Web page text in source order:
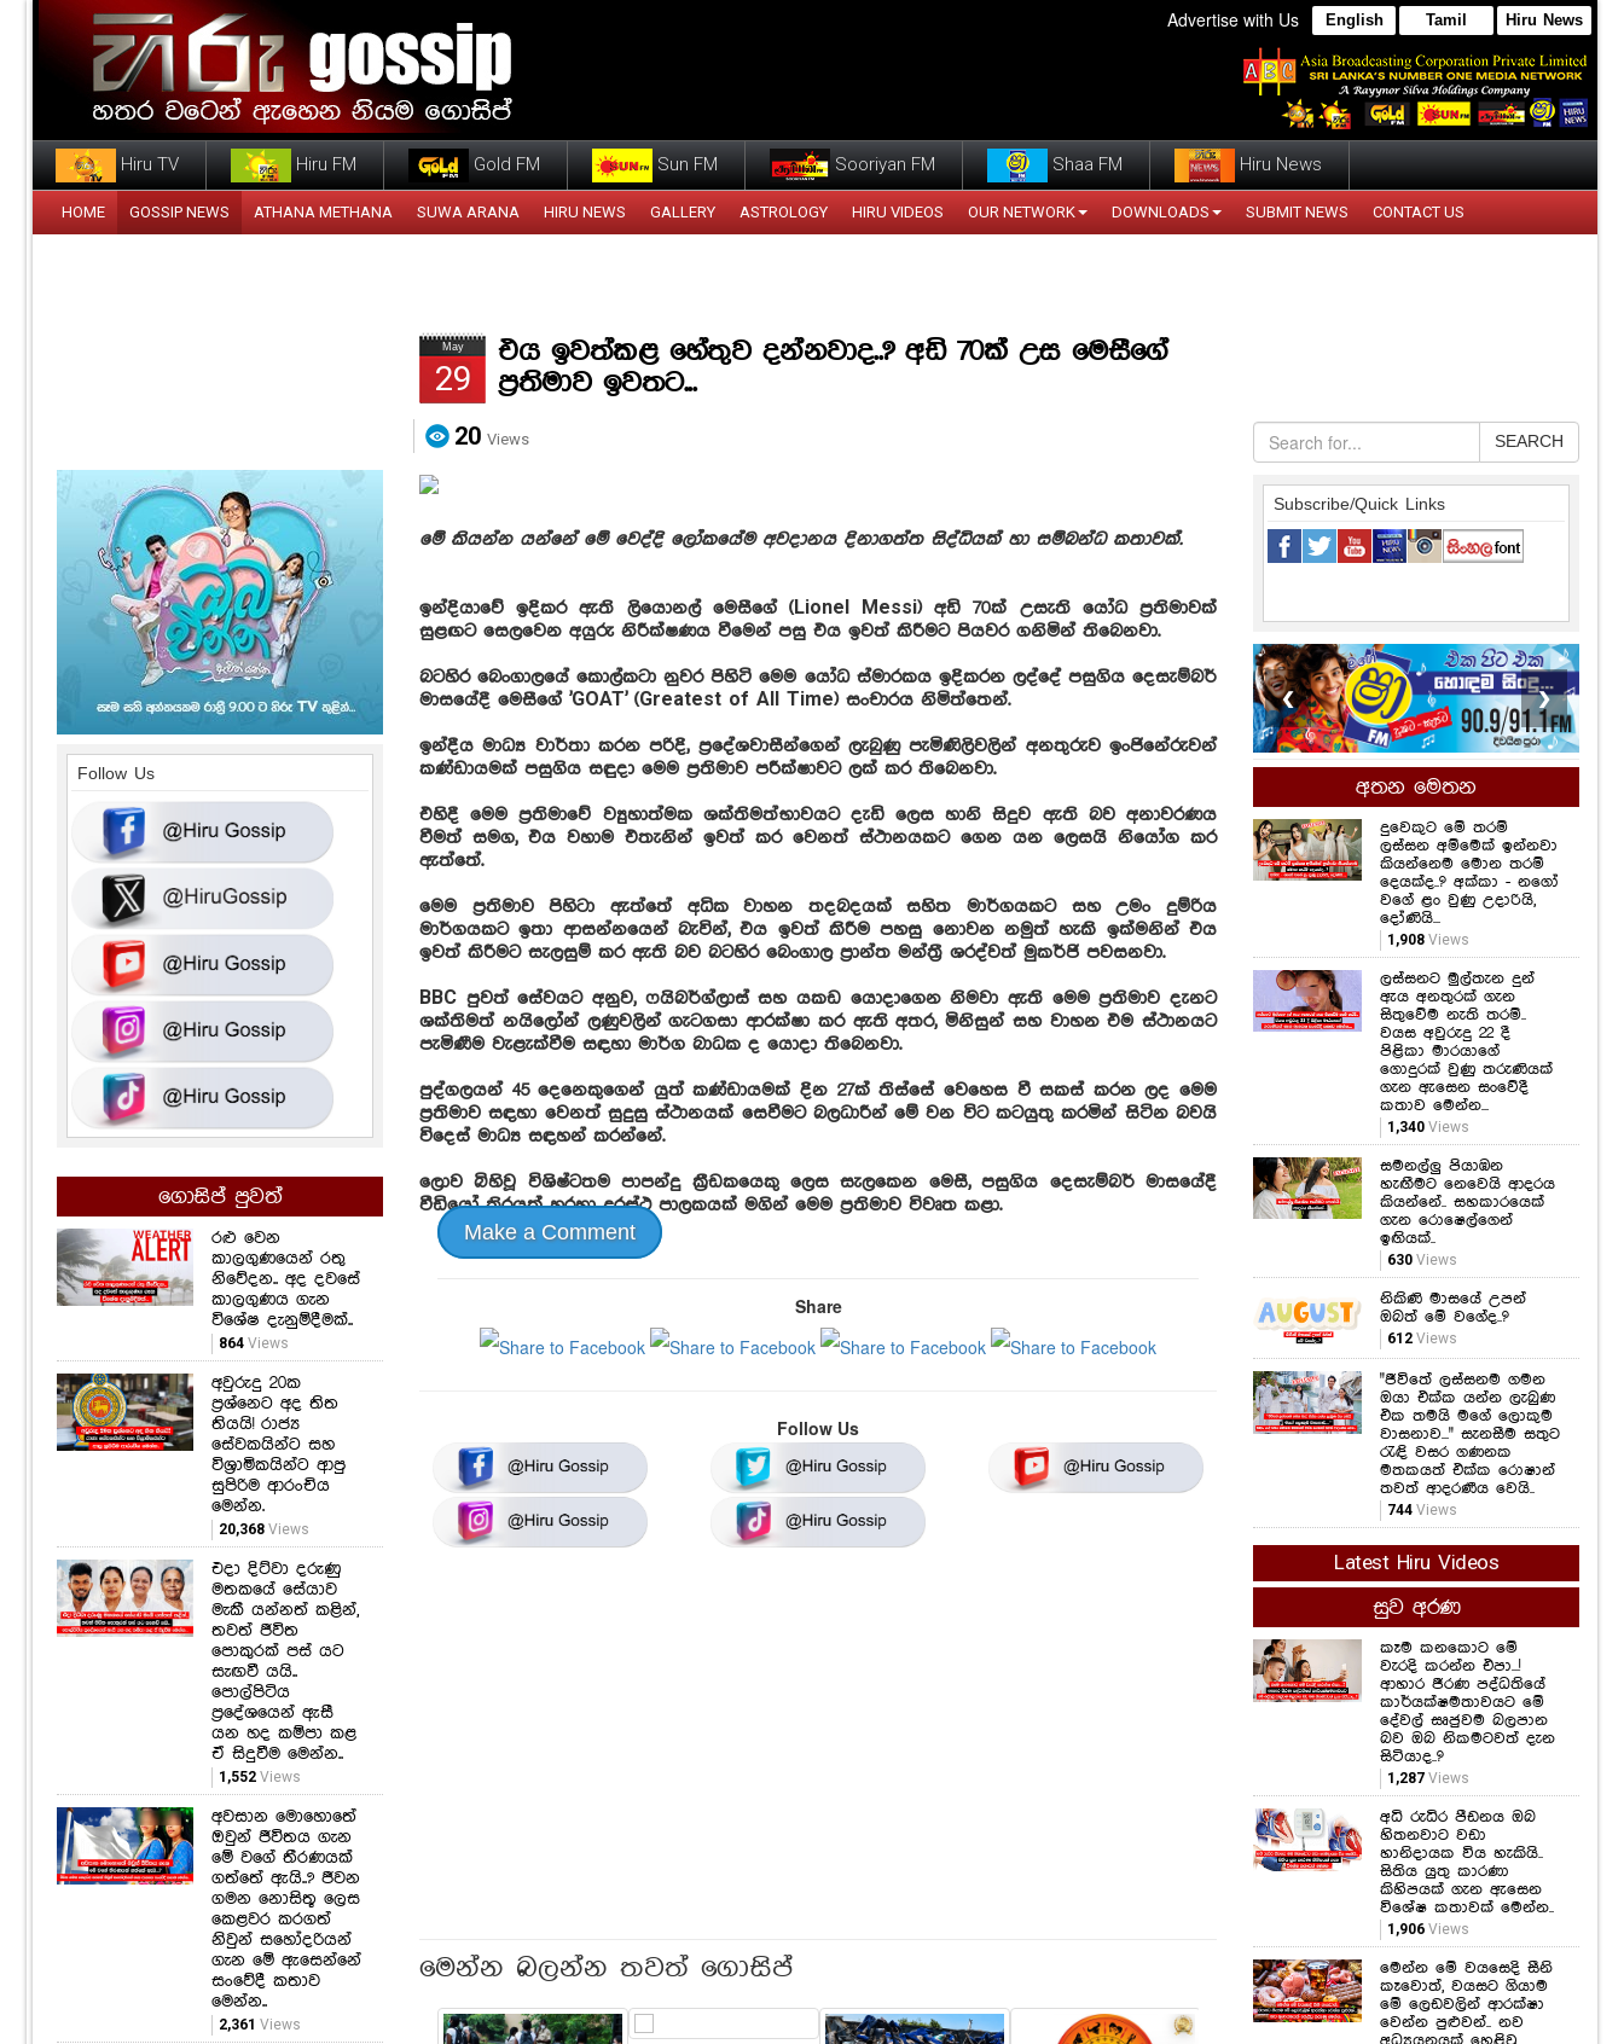
Advertise with Us English Tamil Hiru News
Hiru TV Hiru FM Gold FM Sun FM Sooriyan FM Shaa FM Hiru News
HOME GOSSIP NEWS ATHANA METHANA SUWA ARANA HIRU NEWS GALLERY ASTROLOGY HIRU VIDEOS OUR NETWORK DOWNLOADS SUBMIT NEWS CONTACT US
May
29
එය ඉවත්කළ හේතුව දන්නවාද..? අඩි 70ක් උස මෙසීගේ
ප්‍රතිමාව ඉවතට...
20 Views
මේ කියන්න යන්නේ මේ වෙද්දි ලෝකයේම අවදානය දිනාගත්ත සිද්ධියක් හා සම්බන්ධ කතාවක්.
ඉන්දියාවේ ඉදිකර ඇති ලියොනල් මෙසීගේ (Lionel Messi) අඩි 70ක් උසැති යෝධ ප්‍රතිමාවක්
සුළඟට සෙලවෙන අයුරු නිරීක්ෂණය වීමෙන් පසු එය ඉවත් කිරීමට පියවර ගනිමින් තිබෙනවා.
බටහිර බෙංගාලයේ කොල්කටා නුවර පිහිටි මෙම යෝධ ස්මාරකය ඉදිකරන ලද්දේ පසුගිය දෙසැම්බර්
මාසයේදී මෙසීගේ 'GOAT' (Greatest of All Time) සංචාරය නිමිත්තෙන්.
ඉන්දීය මාධ්‍ය වාර්තා කරන පරිදි, ප්‍රදේශවාසීන්ගෙන් ලැබුණු පැමිණිලිවලින් අනතුරුව ඉංජිනේරුවන්
කණ්ඩායමක් පසුගිය සඳුදා මෙම ප්‍රතිමාව පරීක්ෂාවට ලක් කර තිබෙනවා.
එහිදී මෙම ප්‍රතිමාවේ ව්‍යුහාත්මක ශක්තිමත්භාවයට දැඩි ලෙස හානි සිදුව ඇති බව අනාවරණය
වීමත් සමග, එය වහාම එතැනින් ඉවත් කර වෙනත් ස්ථානයකට ගෙන යන ලෙසයි නියෝග කර
ඇත්තේ.
මෙම ප්‍රතිමාව පිහිටා ඇත්තේ අධික වාහන තදබදයක් සහිත මාර්ගයකට සහ උමං දුම්රිය
මාර්ගයකට ඉතා ආසන්නයෙන් බැවින්, එය ඉවත් කිරීම පහසු නොවන නමුත් හැකි ඉක්මනින් එය
ඉවත් කිරීමට සැලසුම් කර ඇති බව බටහිර බෙංගාල ප්‍රාන්ත මන්ත්‍රී ශරද්වත් මුකර්ජි පවසනවා.
BBC පුවත් සේවයට අනුව, ෆයිබර්ග්ලාස් සහ යකඩ යොදාගෙන නිමවා ඇති මෙම ප්‍රතිමාව දැනට
ශක්තිමත් නයිලෝන් ලණුවලින් ගැටගසා ආරක්ෂා කර ඇති අතර, මිනිසුන් සහ වාහන එම ස්ථානයට
පැමිණීම වැළැක්වීම සඳහා මාර්ග බාධක ද යොදා තිබෙනවා.
පුද්ගලයන් 45 දෙනෙකුගෙන් යුත් කණ්ඩායමක් දින 27ක් තිස්සේ වෙහෙස වී සකස් කරන ලද මෙම
ප්‍රතිමාව සඳහා වෙනත් සුදුසු ස්ථානයක් සෙවීමට බලධාරීන් මේ වන විට කටයුතු කරමින් සිටින බවයි
විදෙස් මාධ්‍ය සඳහන් කරන්නේ.
ලොව බිහිවූ විශිෂ්ටතම පාපන්දු ක්‍රීඩකයෙකු ලෙස සැලකෙන මෙසී, පසුගිය දෙසැම්බර් මාසයේදී
වීඩියෝ තිරයක් හරහා දුරස්ථ පාලකයක් මගින් මෙම ප්‍රතිමාව විවෘත කළා.
Make a Comment
Share
Follow Us
මෙන්න බලන්න තවත් ගොසිප්
SEARCH
Subscribe/Quick Links
❮ ❯
අතන මෙතන
දුවෙකුට මේ තරම්
ලස්සන අම්මෙක් ඉන්නවා
කියන්නෙම මොන තරම්
දෙයක්ද..? අක්කා - නගෝ
වගේ ළං වුණු උදාරියි,
දෝණියි...
1,908 Views
ලස්සනට මුල්තැන දුන්
ඇය අනතුරක් ගැන
සිතුවේම නැති තරම්..
වයස අවුරුදු 22 දී
පිළිකා මාරයාගේ
ගොදුරක් වුණු තරුණියක්
ගැන ඇසෙන සංවේදී
කතාව මෙන්න...
1,340 Views
සමනල්ලු පියාඹන
හැඟීමට නෙවෙයි ආදරය
කියන්නේ.. සහකාරයෙක්
ගැන රොෂෙල්ගෙන්
ඉඟියක්..
630 Views
නිකිණි මාසයේ උපන්
ඔබත් මේ වගේද..?
612 Views
"ජීවිතේ ලස්සනම ගමන
ඔයා එක්ක යන්න ලැබුණ
එක තමයි මගේ ලොකුම
වාසනාව..." සැනසීම සතුට
රැඳි වසර ගණනක
මතකයත් එක්ක රොෂාන්
තවත් ආදරණීය වෙයි..
744 Views
Latest Hiru Videos
සුව අරණ
කෑම කනකොට මේ
වැරදි කරන්න එපා...!
ආහාර ජීරණ පද්ධතියේ
කාර්යක්ෂමතාවයට මේ
දේවල් සෘජුවම බලපාන
බව ඔබ නිකමටවත් දැන
සිටියාද..?
1,287 Views
අධි රුධිර පීඩනය ඔබ
හිතනවාට වඩා
හානිදායක විය හැකියි..
සිතිය යුතු කාරණා
කිහිපයක් ගැන ඇසෙන
විශේෂ කතාවක් මෙන්න..
1,906 Views
මෙන්න මේ වයසෙදි සීනි
කෑවොත්, වයසට ගියාම
මේ ලෙඩවලින් ආරක්ෂා
වෙන්න පුළුවන්.. නව
Follow Us
ගොසිප් පුවත්
රළු වෙන
කාලගුණයෙන් රතු
නිවේදන.. අද දවසේ
කාලගුණය ගැන
විශේෂ දැනුම්දීමක්..
864Views
අවුරුදු 20ක
ප්‍රශ්නෙට අද තිත
තියයි! රාජ්‍ය
සේවකයින්ට සහ
විශ්‍රාමිකයින්ට ආපු
සුපිරිම ආරංචිය
මෙන්න.
20,368Views
එදා දිට්වා දරුණු
මතකයේ සේයාව
මැකී යන්නත් කළින්,
තවත් ජීවිත
පොකුරක් පස් යට
සැඟවී යයි..
පොල්පිටිය
ප්‍රදේශයෙන් ඇසී
යන හද කම්පා කළ
ඒ සිදුවීම මෙන්න..
1,552Views
අවසාන මොහොතේ
ඔවුන් ජීවිතය ගැන
මේ වගේ තීරණයක්
ගත්තේ ඇයි..? ජීවන
ගමන නොසිතූ ලෙස
කෙළවර කරගත්
නිවුන් සහෝදරියන්
ගැන මේ ඇසෙන්නේ
සංවේදී කතාව
මෙන්න..
2,361 Views